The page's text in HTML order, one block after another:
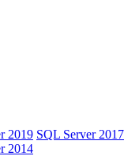
2019 SQL Server 2017
2014